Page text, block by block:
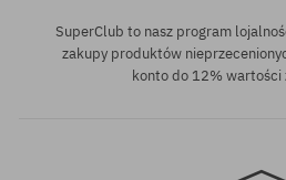
SuperClub to nasz program
zakupy produktów
konto do 12% wartości